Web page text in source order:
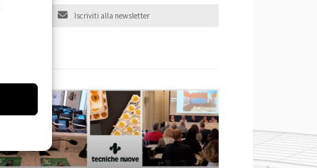
Iscriviti alla newsletter